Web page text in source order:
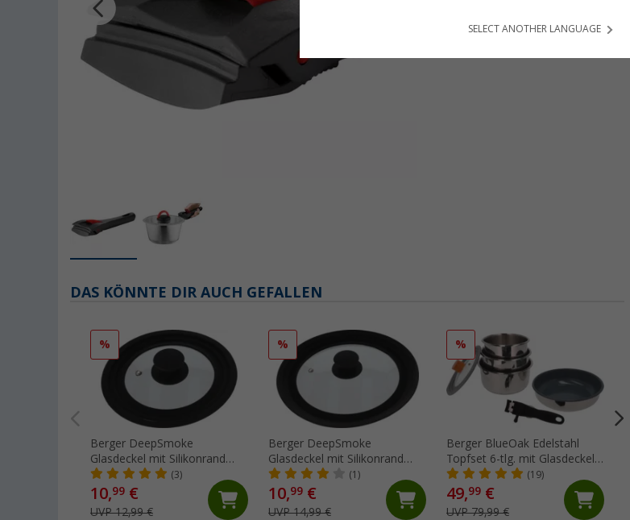
DAS KÖNNTE DIR AUCH GEFALLEN
%
Berger DeepSmoke
Glasdeckel mit Silikonrand
Kochtopf ⌀16/18/20
(3)
10,99 €
UVP 12,99 €
%
Berger DeepSmoke
Glasdeckel mit Silikonrand
Bratpfanne ⌀22/24/26
(1)
10,99 €
UVP 14,99 €
%
Berger BlueOak Edelstahl
Topfset 6-tlg. mit Glasdeckel
und Zangengriff(19)
49,99 €
UVP 79,99 €
SELECT ANOTHER LANGUAGE